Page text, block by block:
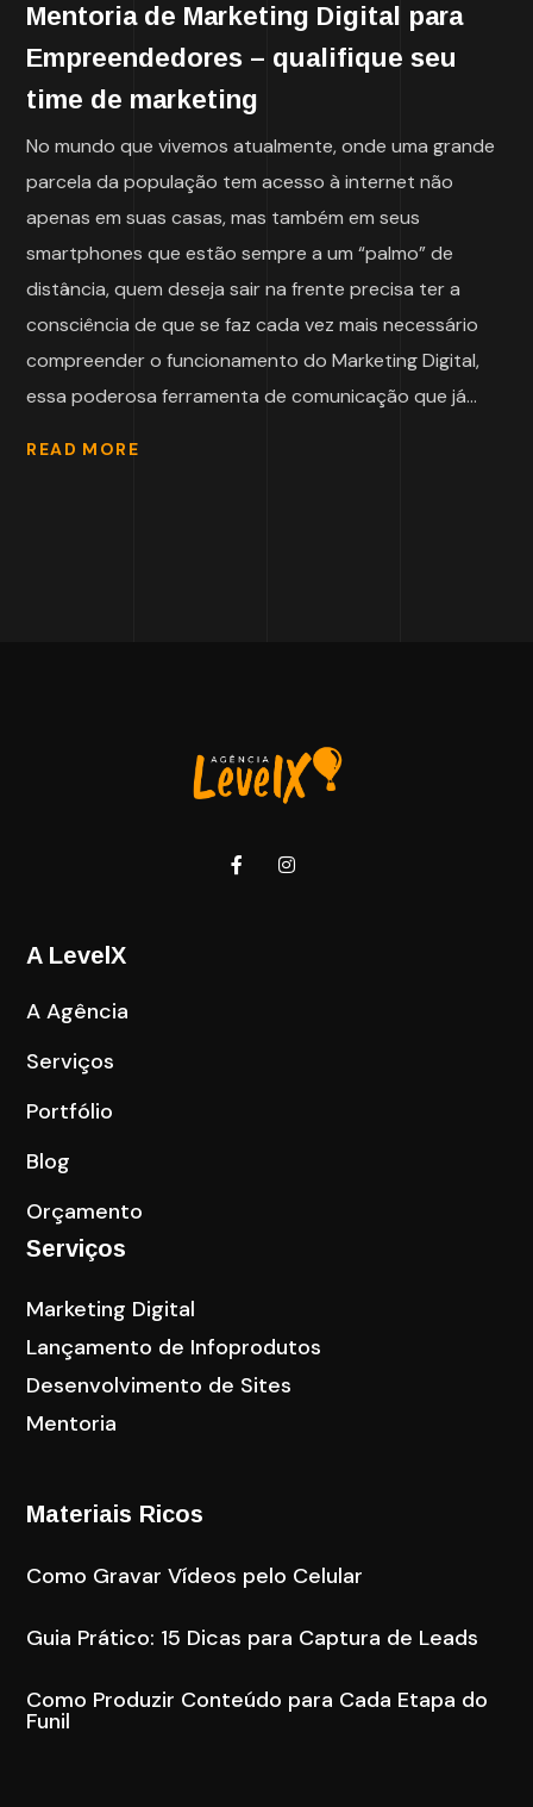
Mentoria de Marketing Digital para
Empreendedores – qualifique seu
time de marketing
No mundo que vivemos atualmente, onde uma grande
parcela da população tem acesso à internet não
apenas em suas casas, mas também em seus
smartphones que estão sempre a um “palmo” de
distância, quem deseja sair na frente precisa ter a
consciência de que se faz cada vez mais necessário
compreender o funcionamento do Marketing Digital,
essa poderosa ferramenta de comunicação que já...
READ MORE
A LevelX
A Agência
Serviços
Portfólio
Blog
Orçamento
Serviços
Marketing Digital
Lançamento de Infoprodutos
Desenvolvimento de Sites
Mentoria
Materiais Ricos
Como Gravar Vídeos pelo Celular
Guia Prático: 15 Dicas para Captura de Leads
Como Produzir Conteúdo para Cada Etapa do
Funil